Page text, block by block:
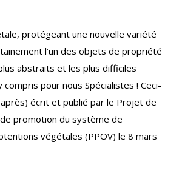
protégeant une nouvelle variété
l’un des objets de propriété
abstraits et les plus difficiles
compris pour nous Spécialistes ! Ceci-
écrit et publié par le Projet de
promotion du système de
végétales (PPOV) le 8 mars